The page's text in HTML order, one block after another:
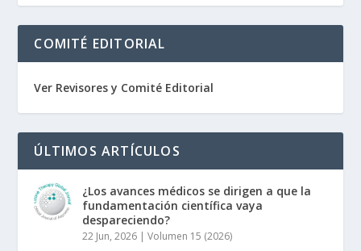
COMITÉ EDITORIAL
Ver Revisores y Comité Editorial
ÚLTIMOS ARTÍCULOS
¿Los avances médicos se dirigen a que la
fundamentación científica vaya
despareciendo?
22 Jun, 2026 |Volumen 15 (2026)